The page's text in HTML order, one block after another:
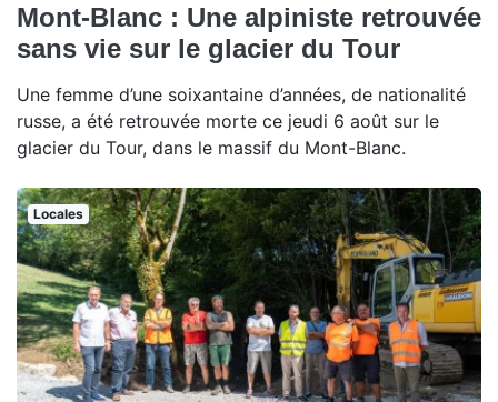
Mont-Blanc : Une alpiniste retrouvée
sans vie sur le glacier du Tour
Une femme d’une soixantaine d’années, de nationalité
russe, a été retrouvée morte ce jeudi 6 août sur le
glacier du Tour, dans le massif du Mont-Blanc.
Locales